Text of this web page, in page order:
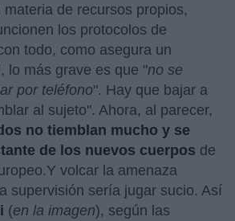
de recursos propios,
los protocolos de
todo, como asegura un
lo más grave es que "no se
por teléfono". Hay que bajar a
al sujeto". Ahora, al parecer,
no tiemblan mucho y se
de los nuevos cuerpos de
volcar la amenaza
supervisión sería jugar sucio. Así
(en la imagen), según las